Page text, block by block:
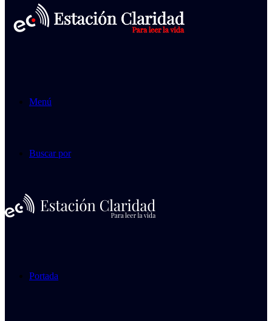
Menú
Buscar por
Portada